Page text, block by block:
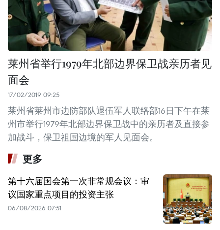
莱州省举行1979年北部边界保卫战亲历者见
面会
17/02/2019 09:25
莱州省莱州市边防部队退伍军人联络部16日下午在莱
州市举行1979年北部边界保卫战中的亲历者及直接参
加战斗，保卫祖国边境的军人见面会。
更多
第十六届国会第一次非常规会议：审
议国家重点项目的投资主张
06/08/2026 07:51